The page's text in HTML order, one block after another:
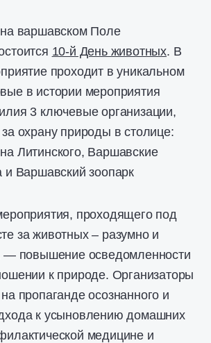
варшавском Поле
10-й День животных. В
проходит в уникальном
в истории мероприятия
3 ключевые организации,
охрану природы в столице:
Литинского, Варшавские
и Варшавский зоопарк
проходящего под
за животных – разумно и
— повышение осведомленности
к природе. Организаторы
пропаганде осознанного и
к усыновлению домашних
медицине и